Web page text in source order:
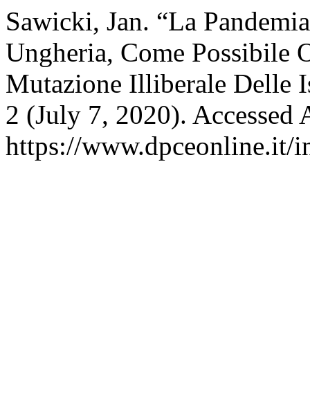
Sawicki, Jan. “La
Ungheria, Come Possibile
Mutazione Illiberale Delle
2 (July 7, 2020). Accessed
https://www.dpceonline.it/